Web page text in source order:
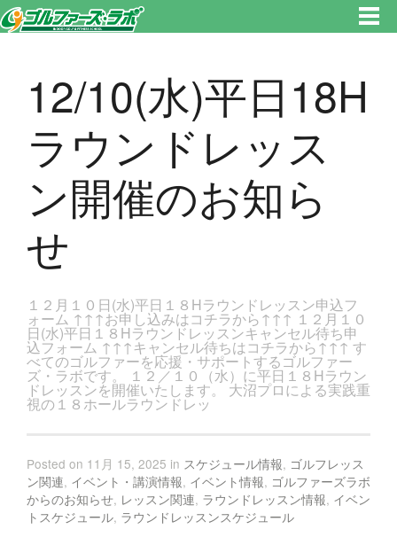
す。新宿区、若松河田で気軽にゴルフレッスン！
12/10(水)平日18H
ラウンドレッス
ン開催のお知ら
せ
１２月１０日(水)平日１８Hラウンドレッスン申込フ
ォーム ↑↑↑お申し込みはコチラから↑↑↑ １２月１０
日(水)平日１８Hラウンドレッスンキャンセル待ち申
込フォーム ↑↑↑キャンセル待ちはコチラから↑↑↑ す
べてのゴルファーを応援・サポートするゴルファー
ズ・ラボです。 １２／１０（水）に平日１８Hラウン
ドレッスンを開催いたします。 大沼プロによる実践重
視の１８ホールラウンドレッ
Posted on 11月 15, 2025 in スケジュール情報, ゴルフレッス
ン関連, イベント・講演情報, イベント情報, ゴルファーズラボ
からのお知らせ, レッスン関連, ラウンドレッスン情報, イベン
トスケジュール, ラウンドレッスンスケジュール